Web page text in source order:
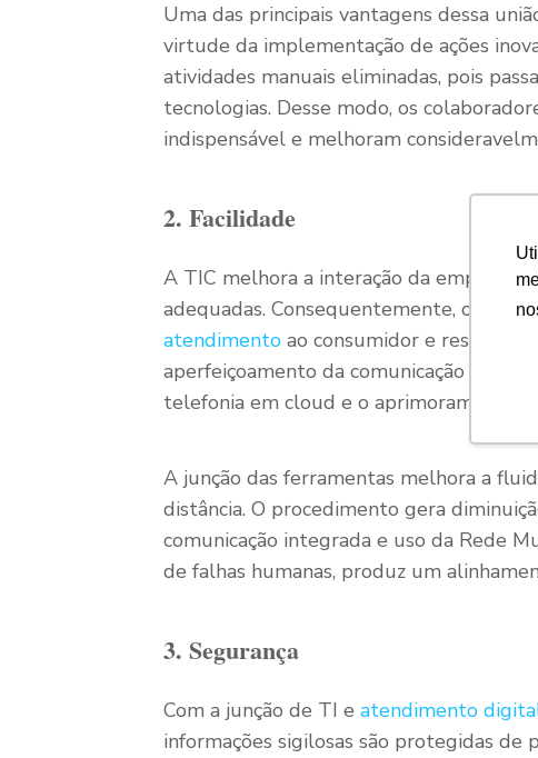
Uma das principais vantagens dessa
virtude da implementação de ações
atividades manuais eliminadas, pois
tecnologias. Desse modo, os
indispensável e melhoram
2. Facilidade
A TIC melhora a interação da empresa
adequadas. Consequentemente, os
atendimento ao consumidor e resolvem
aperfeiçoamento da comunicação com
telefonia em cloud e o aprimoramento
A junção das ferramentas melhora a
distância. O procedimento gera
comunicação integrada e uso da Rede
de falhas humanas, produz um
3. Segurança
Com a junção de TI e atendimento
informações sigilosas são protegidas de